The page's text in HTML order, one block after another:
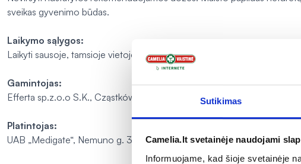
Sutikimas
Camelia.lt svetainėje naudojami
Informuojame, kad šioje svetainėje
sveikas gyvenimo būdas.
Laikymo sąlygos:
Laikyti sausoje, tamsioje vietoje, ne aukštesnėje kaip 25 C
Gamintojas:
Efferta sp.z.o.o S.K., Cząstków Mazowiecki ul. Gdańska 3, 05-152
Platintojas:
UAB „Medigate“, Nemuno g. 30-1, LT-44289 Kaunas, Lietuva